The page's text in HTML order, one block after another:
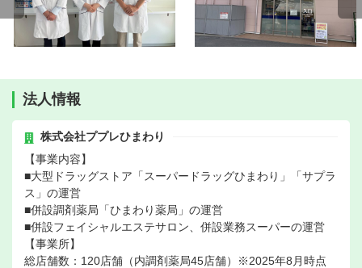
法人情報
株式会社ププレひまわり
【事業内容】
■大型ドラッグストア「スーパードラッグひまわり」「サプラ
ス」の運営
■併設調剤薬局「ひまわり薬局」の運営
■併設フェイシャルエステサロン、併設業務スーパーの運営
【事業所】
総店舗数：120店舗（内調剤薬局45店舗）※2025年8月時点